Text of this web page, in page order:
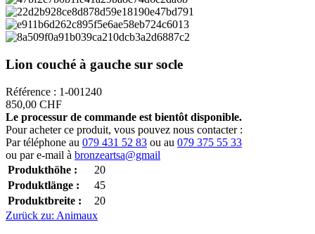
Lion couché à gauche sur socle
Référence : 1-001240
850,00 CHF
Le processur de commande est bientôt disponible.
Pour acheter ce produit, vous pouvez nous contacter :
Par téléphone au 079 431 52 83 ou au 079 375 55 33
ou par e-mail à bronzeartsa@gmail
Produkthöhe :
20
Produktlänge :
45
Produktbreite :
20
Zurück zu: Animaux